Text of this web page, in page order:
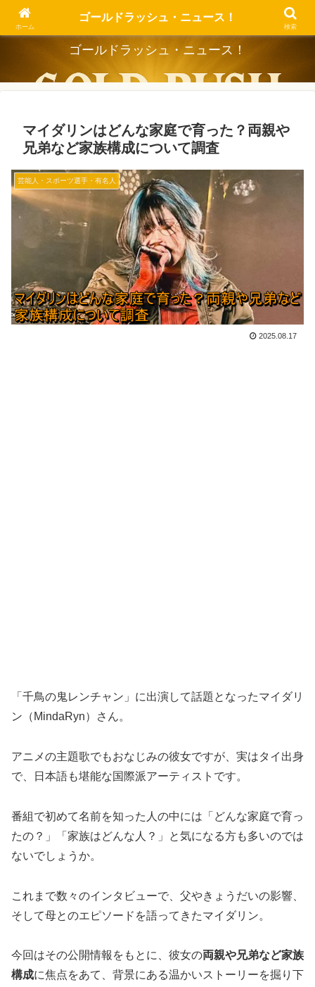
Dig the Trend, Strike the Gold.
ゴールドラッシュ・ニュース！
マイダリンはどんな家庭で育った？両親や
兄弟など家族構成について調査
芸能人・スポーツ選手・有名人
2025.08.17
「千鳥の鬼レンチャン」に出演して話題となったマイダリ
ン（MindaRyn）さん。
アニメの主題歌でもおなじみの彼女ですが、実はタイ出身
で、日本語も堪能な国際派アーティストです。
番組で初めて名前を知った人の中には「どんな家庭で育っ
たの？」「家族はどんな人？」と気になる方も多いのでは
ないでしょうか。
これまで数々のインタビューで、父やきょうだいの影響、
そして母とのエピソードを語ってきたマイダリン。
今回はその公開情報をもとに、彼女の両親や兄弟など家族
構成に焦点をあて、背景にある温かいストーリーを掘り下
ホーム
ゴールドラッシュ・ニュース！
検索